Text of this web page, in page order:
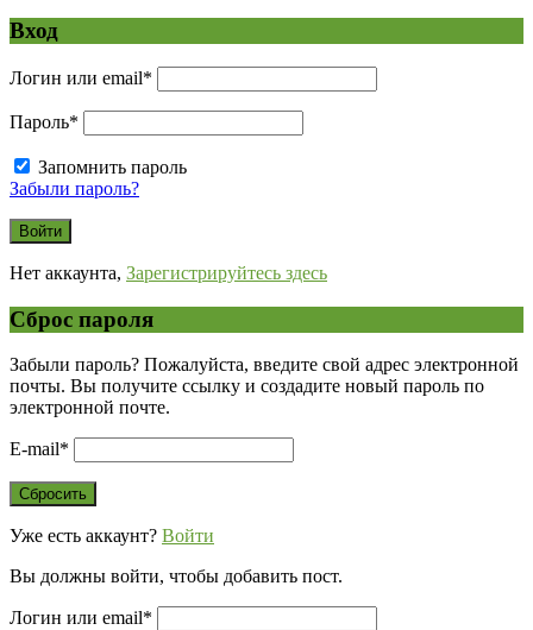
Вход
Логин или email*
Пароль*
Запомнить пароль
Забыли пароль?
Нет аккаунта, Зарегистрируйтесь здесь
Сброс пароля
Забыли пароль? Пожалуйста, введите свой адрес электронной
почты. Вы получите ссылку и создадите новый пароль по
электронной почте.
E-mail*
Уже есть аккаунт? Войти
Вы должны войти, чтобы добавить пост.
Логин или email*